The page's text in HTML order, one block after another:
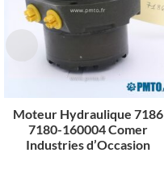
Moteur Hydraulique 7186
7180-160004 Comer
Industries d’Occasion